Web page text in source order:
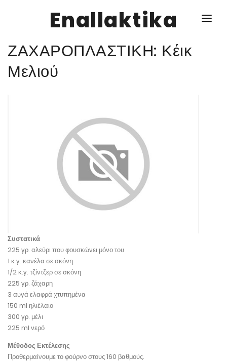
Enallaktika
NEWS
ΕΝΑΛΛΑΚΤΙΚΑ
ΖΑΧΑΡΟΠΛΑΣΤΙΚΗ: Κέικ
Μελιού
Συστατικά
225 γρ. αλεύρι που φουσκώνει μόνο του
1 κ.γ. κανέλα σε σκόνη
1/2 κ.γ. τζίντζερ σε σκόνη
225 γρ. ζάχαρη
3 αυγά ελαφρά χτυπημένα
150 ml ηλιέλαιο
300 γρ. μέλι
225 ml νερό
Μέθοδος Εκτέλεσης
Προθερμαίνουμε το φούρνο στους 160 βαθμούς.